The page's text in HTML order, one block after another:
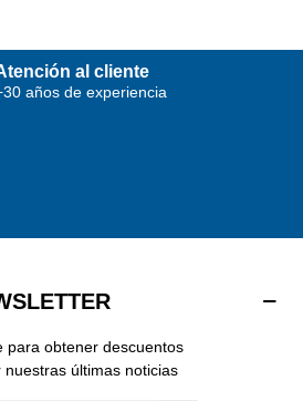
al cliente
años de experiencia
para obtener descuentos
nuestras últimas noticias